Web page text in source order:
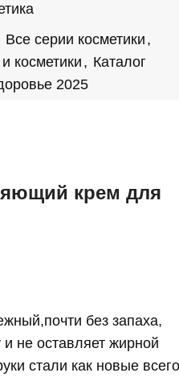
Все серии косметики ,
косметики , Каталог
2025
крем для
без запаха,
не оставляет жирной
стали как новые всего